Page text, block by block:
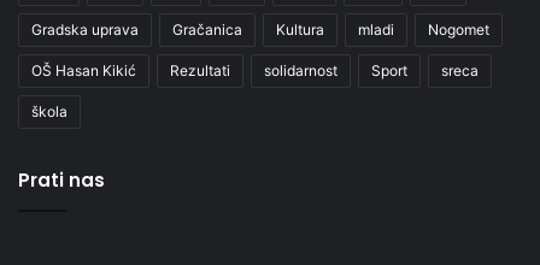
Gradska uprava Gračanica Kultura mladi Nogomet
OŠ Hasan Kikić Rezultati solidarnost Sport sreca
škola
Prati nas